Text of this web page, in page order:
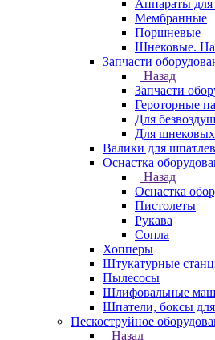
Аппараты
Мембранные
Поршневые
Шнековые.
Запчасти
Назад
Запчасти
Героторные
Для
Для шнековых
Валики для
Оснастка
Назад
Оснастка
Пистолеты
Рукава
Сопла
Хопперы
Штукатурные
Пылесосы
Шлифовальные
Шпатели, боксы
Пескоструйное
Назад